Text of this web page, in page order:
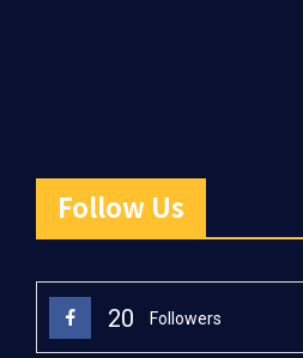
Follow Us
20 Followers